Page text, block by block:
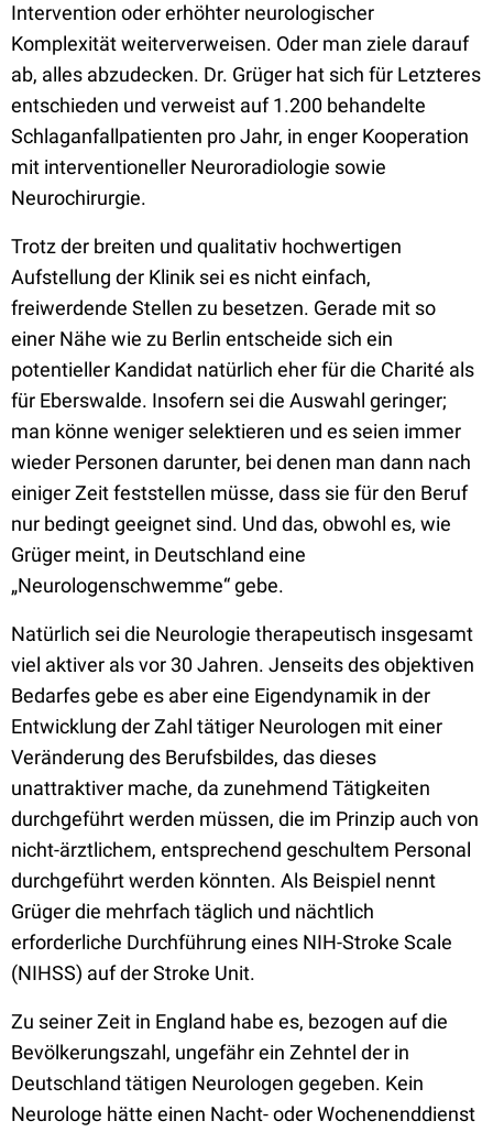
Intervention oder erhöhter neurologischer
Komplexität weiterverweisen. Oder man ziele darauf
ab, alles abzudecken. Dr. Grüger hat sich für Letzteres
entschieden und verweist auf 1.200 behandelte
Schlaganfallpatienten pro Jahr, in enger Kooperation
mit interventioneller Neuroradiologie sowie
Neurochirurgie.
Trotz der breiten und qualitativ hochwertigen
Aufstellung der Klinik sei es nicht einfach,
freiwerdende Stellen zu besetzen. Gerade mit so
einer Nähe wie zu Berlin entscheide sich ein
potentieller Kandidat natürlich eher für die Charité als
für Eberswalde. Insofern sei die Auswahl geringer;
man könne weniger selektieren und es seien immer
wieder Personen darunter, bei denen man dann nach
einiger Zeit feststellen müsse, dass sie für den Beruf
nur bedingt geeignet sind. Und das, obwohl es, wie
Grüger meint, in Deutschland eine
„Neurologenschwemme“ gebe.
Natürlich sei die Neurologie therapeutisch insgesamt
viel aktiver als vor 30 Jahren. Jenseits des objektiven
Bedarfes gebe es aber eine Eigendynamik in der
Entwicklung der Zahl tätiger Neurologen mit einer
Veränderung des Berufsbildes, das dieses
unattraktiver mache, da zunehmend Tätigkeiten
durchgeführt werden müssen, die im Prinzip auch von
nicht-ärztlichem, entsprechend geschultem Personal
durchgeführt werden könnten. Als Beispiel nennt
Grüger die mehrfach täglich und nächtlich
erforderliche Durchführung eines NIH-Stroke Scale
(NIHSS) auf der Stroke Unit.
Zu seiner Zeit in England habe es, bezogen auf die
Bevölkerungszahl, ungefähr ein Zehntel der in
Deutschland tätigen Neurologen gegeben. Kein
Neurologe hätte einen Nacht- oder Wochenenddienst